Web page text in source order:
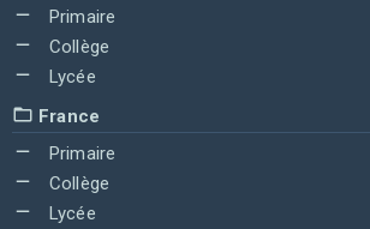
Primaire
Collège
Lycée
France
Primaire
Collège
Lycée